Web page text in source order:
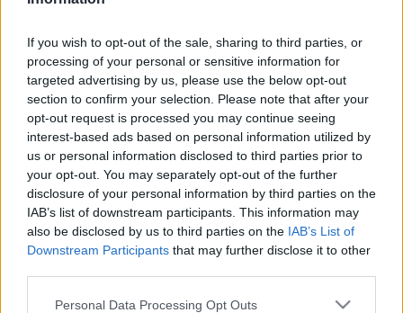
If you wish to opt-out of the sale, sharing to third parties, or
processing of your personal or sensitive information for
targeted advertising by us, please use the below opt-out
section to confirm your selection. Please note that after your
opt-out request is processed you may continue seeing
interest-based ads based on personal information utilized by
us or personal information disclosed to third parties prior to
your opt-out. You may separately opt-out of the further
disclosure of your personal information by third parties on the
IAB’s list of downstream participants. This information may
also be disclosed by us to third parties on the IAB’s List of
Downstream Participants that may further disclose it to other
Please note that this website/app uses one or more Google
Personal Data Processing Opt Outs
fizetni is. A katolikus egyházi hatóságok a protestáns
egyházak felett is felügyeletet gyakoroltak, így katolikus
püspökök döntöttek a protestánsok házassági pereiben.
Katolikus és protestáns csak katolikus pap előtt köthetett
házasságot. A protestánsok katolizálását szorgalmazták, a
katolikusok protestáns hitre térését viszont a lehetséges
mértékig akadályozni igyekeztek. Az állam alkalmazottainak
olyan, ún. dekretális esküt kellett letenniük, amely
tartalmazta Szűz Mária és a szentek nevét is - mivel erre
protestáns nem esküszik, a protestánsok számára
gyakorlatilag lehetetlenné vált a hivatalviselés. A Carolina